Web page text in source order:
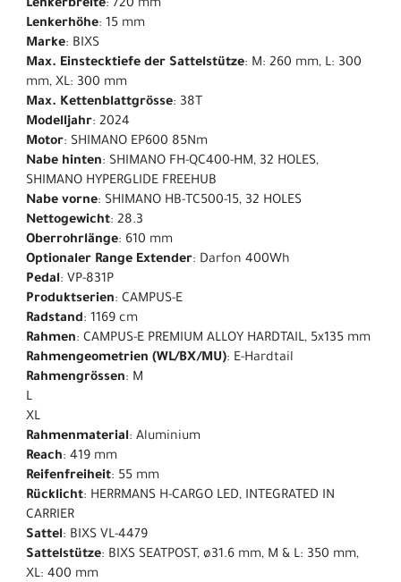
Lenkerbreite: 720 mm
Lenkerhöhe: 15 mm
Marke: BIXS
Max. Einstecktiefe der Sattelstütze: M: 260 mm, L: 300
mm, XL: 300 mm
Max. Kettenblattgrösse: 38T
Modelljahr: 2024
Motor: SHIMANO EP600 85Nm
Nabe hinten: SHIMANO FH-QC400-HM, 32 HOLES,
SHIMANO HYPERGLIDE FREEHUB
Nabe vorne: SHIMANO HB-TC500-15, 32 HOLES
Nettogewicht: 28.3
Oberrohrlänge: 610 mm
Optionaler Range Extender: Darfon 400Wh
Pedal: VP-831P
Produktserien: CAMPUS-E
Radstand: 1169 cm
Rahmen: CAMPUS-E PREMIUM ALLOY HARDTAIL, 5x135 mm
Rahmengeometrien (WL/BX/MU): E-Hardtail
Rahmengrössen: M
L
XL
Rahmenmaterial: Aluminium
Reach: 419 mm
Reifenfreiheit: 55 mm
Rücklicht: HERRMANS H-CARGO LED, INTEGRATED IN
CARRIER
Sattel: BIXS VL-4479
Sattelstütze: BIXS SEATPOST, ø31.6 mm, M & L: 350 mm,
XL: 400 mm